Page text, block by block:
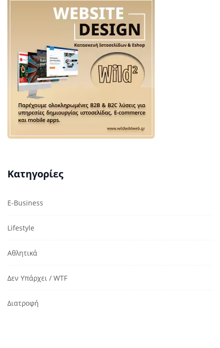
Κατηγορίες
E-Business
Lifestyle
Αθλητικά
Δεν Υπάρχει / WTF
Διατροφή